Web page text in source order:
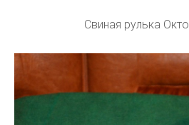
Свиная рулька